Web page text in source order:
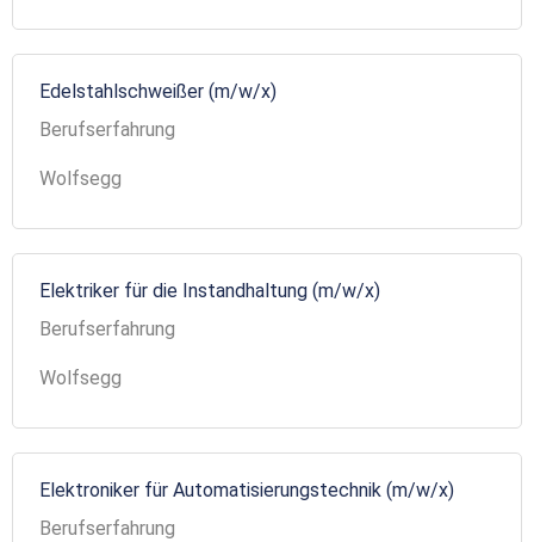
Edelstahlschweißer (m/w/x)
Berufserfahrung
Wolfsegg
Elektriker für die Instandhaltung (m/w/x)
Berufserfahrung
Wolfsegg
Elektroniker für Automatisierungstechnik (m/w/x)
Berufserfahrung